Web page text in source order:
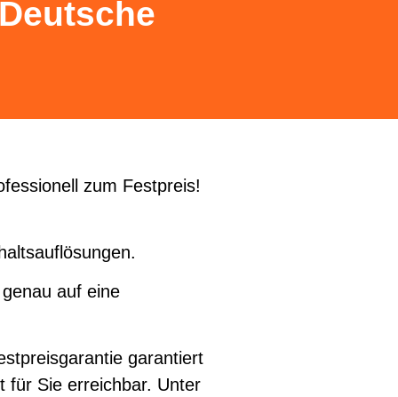
zum Festpreis!
auf eine
garantiert
für Sie erreichbar. Unter